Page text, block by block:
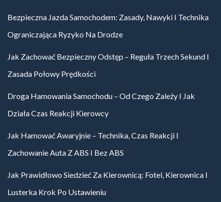
Bezpieczna Jazda Samochodem: Zasady, Nawyki I Technika
Ograniczająca Ryzyko Na Drodze
Jak Zachować Bezpieczny Odstęp – Reguła Trzech Sekund I
Zasada Połowy Prędkości
Droga Hamowania Samochodu – Od Czego Zależy I Jak
Działa Czas Reakcji Kierowcy
Jak Hamować Awaryjnie – Technika, Czas Reakcji I
Zachowanie Auta Z ABS I Bez ABS
Jak Prawidłowo Siedzieć Za Kierownicą: Fotel, Kierownica I
Lusterka Krok Po Ustawieniu